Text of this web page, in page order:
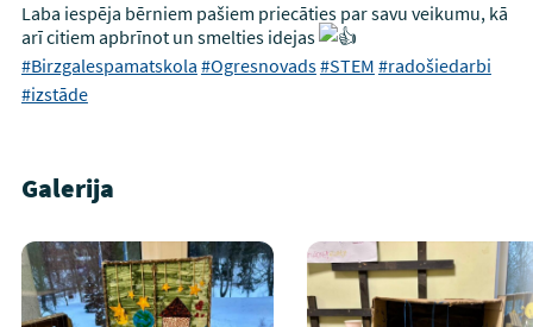
Laba iespēja bērniem pašiem priecāties par savu veikumu, kā
arī citiem apbrīnot un smelties idejas
#Birzgalespamatskola #Ogresnovads#STEM #radošiedarbi
#izstāde
Galerija